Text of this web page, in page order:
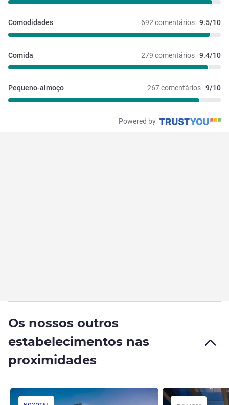
692 comentários 9.5/10
Comodidades
279 comentários 9.4/10
Comida
267 comentários 9/10
Pequeno-almoço
Powered by
Os nossos outros
estabelecimentos nas
proximidades